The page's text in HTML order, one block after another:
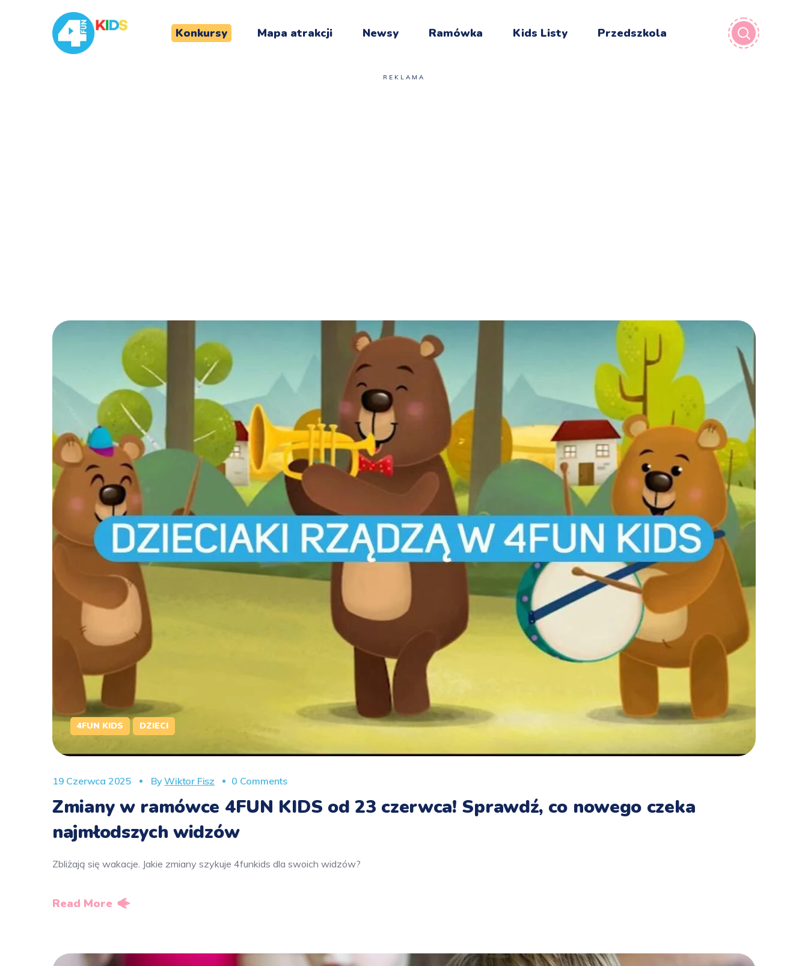
Konkursy Mapa atrakcji Newsy Ramówka Kids Listy Przedszkola
REKLAMA
4FUN KIDS DZIECI
19 Czerwca 2025 ByWiktor Fisz 0 Comments
Zmiany w ramówce 4FUN KIDS od 23 czerwca! Sprawdź, co nowego czeka
najmłodszych widzów
Zbliżają się wakacje. Jakie zmiany szykuje 4funkids dla swoich widzów?
Read More